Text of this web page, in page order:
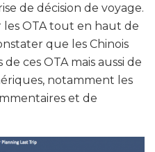
de décision de voyage.
les OTA tout en haut de
que les Chinois
ces OTA mais aussi de
notamment les
et de